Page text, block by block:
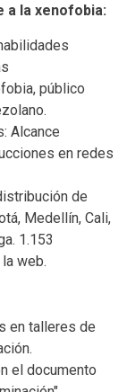
la xenofobia:
público
Alcance
en redes
de
Medellín, Cali,
1.153
web.
en talleres de
el documento